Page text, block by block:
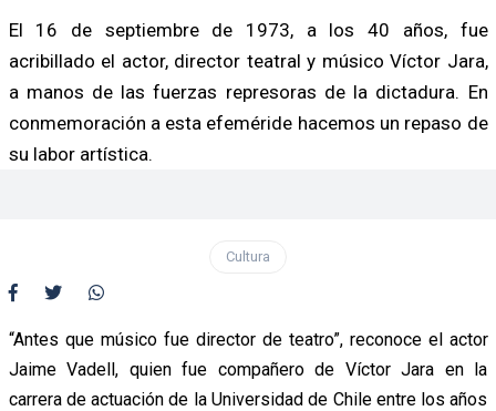
El 16 de septiembre de 1973, a los 40 años, fue
acribillado el actor, director teatral y músico Víctor Jara,
a manos de las fuerzas represoras de la dictadura. En
conmemoración a esta efeméride hacemos un repaso de
su labor artística.
Cultura
“Antes que músico fue director de teatro”, reconoce el actor
Jaime Vadell, quien fue compañero de Víctor Jara en la
carrera de actuación de la Universidad de Chile entre los años